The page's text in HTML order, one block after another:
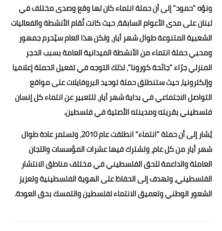
ونوّه "حمود" إلى أن حملة انتماء كان لها وقع وصدى مختلف في
لبنان على مدى الأعوام السابقة، حيث كانت تُقام الأنشطة والفعاليات
الشعبية المتنوعة طوال شهر أيار، ولكن هذا العام سيُحرم جمهور
ومحبي حملة انتماء من الأنشطة الميدانية العامة بسبب الحجر
المنزلي جرّاء "جائحة كورونا"، لذلك التوجه في تفعيل الحملة إعلاميا
وإلكترونيا، حيث ستنطلق حملة توحيد البروفايلات على مواقع
التواصل الاجتماعي في بداية شهر أيار، للتعبير عن انتماء كل إنسان
فلسطيني بقريته ومدينته الأصلية في فلسطين.
يُشار إلى أن حملة "انتماء" انطلقت عام 2010، وتستمر عادة طوال
شهر أيار من كل عام، وتشترك فيها عشرات المؤسسات واللجان
العاملة والداعمة للحق الفلسطيني في مختلف مناطق الانتشار
الفلسطيني، وتهدف إلى الحفاظ على الهوية الفلسطينية وتعزيز
الشعور الوطني وتعميق الانتماء لفلسطين والتمسك بحق العودة.